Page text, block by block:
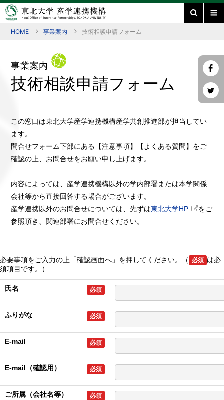
HOME 事業案内 技術相談申請フォーム
事業案内
技術相談申請フォーム
この窓口は東北大学産学連携機構産学共創推進部が担当してい
ます。
問合せフォーム下部にある【注意事項】【よくある質問】をご
確認の上、お問合せをお願い申し上げます。
内容によっては、産学連携機構以外の学内部署または本学関係
会社等から直接回答する場合がございます。
産学連携以外のお問合せについては、先ずは東北大学HP
をご
参照頂き、関連部署にお問合せください。
必要事項をご入力の上「確認画面へ」を押してください。（ 必須 は必
須項目です。）
氏名 必須
ふりがな 必須
E-mail 必須
E-mail（確認用） 必須
ご所属（会社名等） 必須